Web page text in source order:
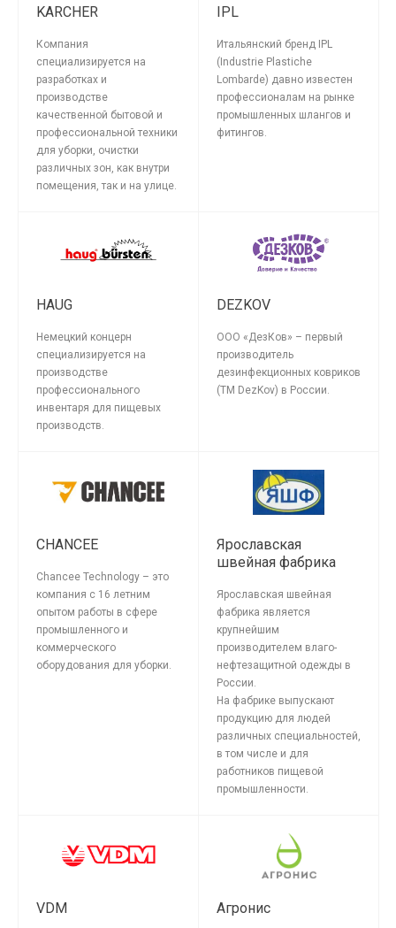
KARCHER
Компания
специализируется на
разработках и
производстве
качественной бытовой и
профессиональной техники
для уборки, очистки
различных зон, как внутри
помещения, так и на улице.
IPL
Итальянский бренд IPL
(Industrie Plastiche
Lombarde) давно известен
профессионалам на рынке
промышленных шлангов и
фитингов.
HAUG
Немецкий концерн
специализируется на
производстве
профессионального
инвентаря для пищевых
производств.
DEZKOV
ООО «ДезКов» – первый
производитель
дезинфекционных ковриков
(TM DezKov) в России.
CHANCEE
Chancee Technology – это
компания с 16 летним
опытом работы в сфере
промышленного и
коммерческого
оборудования для уборки.
Ярославская
швейная фабрика
Ярославская швейная
фабрика является
крупнейшим
производителем влаго-
нефтезащитной одежды в
России.
На фабрике выпускают
продукцию для людей
различных специальностей,
в том числе и для
работников пищевой
промышленности.
VDM Агронис